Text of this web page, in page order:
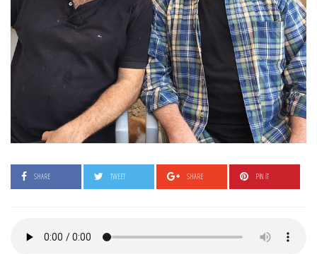
SHARE TWEET SHARE PIN IT